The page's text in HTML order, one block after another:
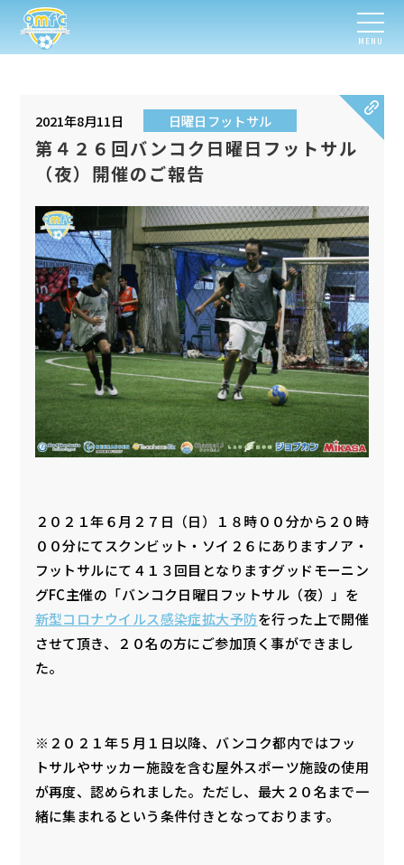
MENU
2021年8月11日 日曜日フットサル
第４２６回バンコク日曜日フットサル
（夜）開催のご報告
２０２１年６月２７日（日）１８時００分から２０時
００分にてスクンビット・ソイ２６にありますノア・
フットサルにて４１３回目となりますグッドモーニン
グFC主催の「バンコク日曜日フットサル（夜）」を
新型コロナウイルス感染症拡大予防を行った上で開催
させて頂き、２０名の方にご参加頂く事ができまし
た。
※２０２１年５月１日以降、バンコク都内ではフッ
トサルやサッカー施設を含む屋外スポーツ施設の使用
が再度、認められました。ただし、最大２０名まで一
緒に集まれるという条件付きとなっております。